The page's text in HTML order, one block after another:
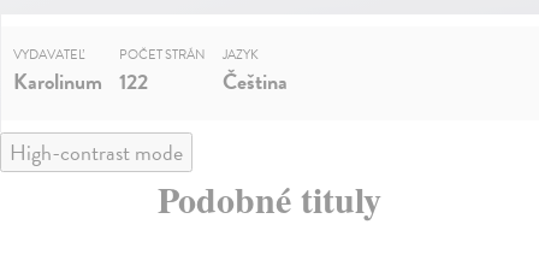
VYDAVATEĽ
Karolinum
POČET STRÁN
122
JAZYK
Čeština
High-contrast mode
Podobné tituly